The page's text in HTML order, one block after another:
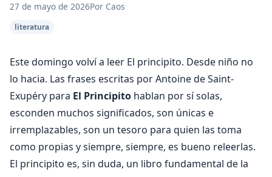
27 de mayo de 2026Por Caos
literatura
Este domingo volví a leer El principito. Desde niño no
lo hacia. Las frases escritas por Antoine de Saint-
Exupéry para El Principito hablan por sí­ solas,
esconden muchos significados, son únicas e
irremplazables, son un tesoro para quien las toma
como propias y siempre, siempre, es bueno releerlas.
El principito es, sin duda, un libro fundamental de la